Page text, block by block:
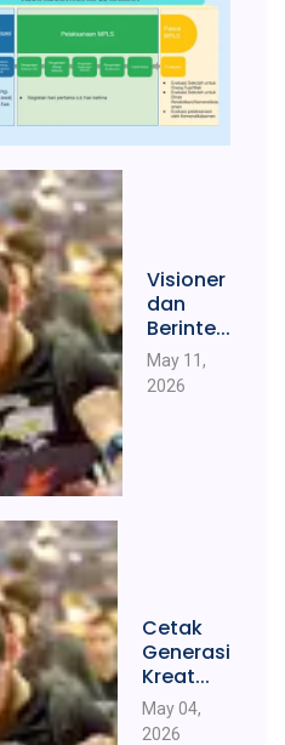
Visioner
dan
Berinte...
May 11,
2026
Cetak
Generasi
Kreat...
May 04,
2026